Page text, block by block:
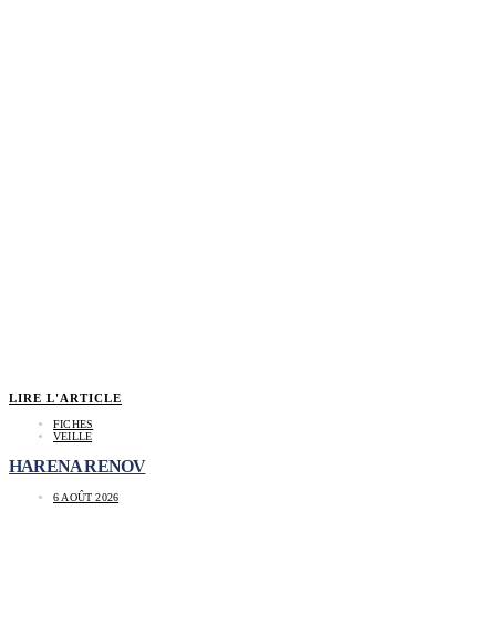
LIRE L'ARTICLE
FICHES
VEILLE
HARENA RENOV
6 AOÛT 2026